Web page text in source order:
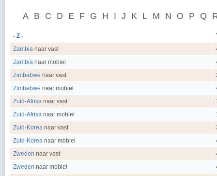
A B C D E F G H I J K L M N O P Q
- Z -
Zambia naar vast
Zambia naar mobiel
Zimbabwe naar vast
Zimbabwe naar mobiel
Zuid-Afrika naar vast
Zuid-Afrika naar mobiel
Zuid-Korea naar vast
Zuid-Korea naar mobiel
Zweden naar vast
Zweden naar mobiel